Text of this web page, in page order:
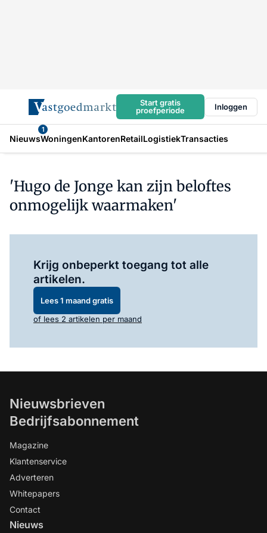
Start gratis
proefperiode
Inloggen
Nieuws
1
WoningenKantorenRetailLogistiekTransacties
'Hugo de Jonge kan zijn beloftes
onmogelijk waarmaken'
Krijg onbeperkt toegang tot alle
artikelen.
Lees 1 maand gratis
of lees 2 artikelen per maand
Nieuwsbrieven
Bedrijfsabonnement
Magazine
Klantenservice
Adverteren
Whitepapers
Contact
Nieuws